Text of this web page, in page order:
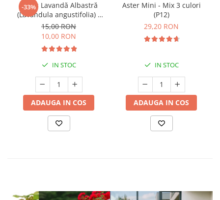
-33%
Butaș Lavandă Albastră
(Lavandula angustifolia) -
Înrădăcinat
15,00 RON
10,00 RON
IN STOC
ADAUGA IN COS
Aster Mini - Mix 3 culori
(P12)
29,20 RON
IN STOC
ADAUGA IN COS